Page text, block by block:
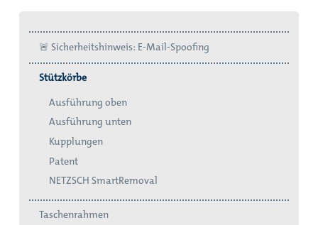
🚨 Sicherheitshinweis: E-Mail-Spoofing
Stützkörbe
Ausführung oben
Ausführung unten
Kupplungen
Patent
NETZSCH SmartRemoval
Taschenrahmen